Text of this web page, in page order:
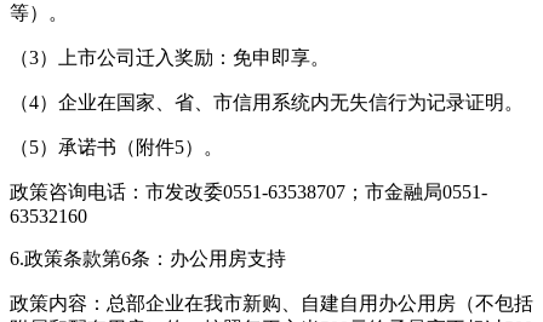
等）。
（3）上市公司迁入奖励：免申即享。
（4）企业在国家、省、市信用系统内无失信行为记录证明。
（5）承诺书（附件5）。
政策咨询电话：市发改委0551-63538707；市金融局0551-
63532160
6.政策条款第6条：办公用房支持
政策内容：总部企业在我市新购、自建自用办公用房（不包括